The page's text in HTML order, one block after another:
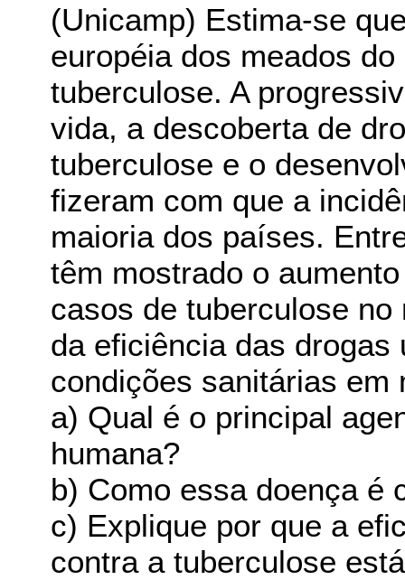
(Unicamp) Estima-se
européia dos meados
tuberculose. A
vida, a descoberta de
tuberculose e o
fizeram com que a
maioria dos países.
têm mostrado o
casos de tuberculose
da eficiência das drogas
condições sanitárias em
a) Qual é o principal
humana?
b) Como essa doença é
c) Explique por que a
contra a tuberculose